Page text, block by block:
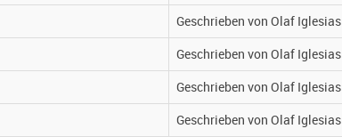
Geschrieben von Olaf Iglesias
Geschrieben von Olaf Iglesias
Geschrieben von Olaf Iglesias
Geschrieben von Olaf Iglesias